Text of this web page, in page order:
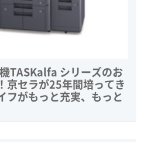
TASKalfa シリーズのお
京セラが25年間培ってき
フがもっと充実、もっと